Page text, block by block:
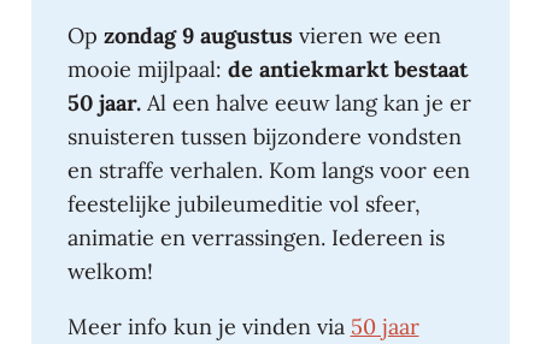
Op zondag 9 augustusvieren we een
mooie mijlpaal: de antiekmarkt bestaat
50 jaar. Al een halve eeuw lang kan je er
snuisteren tussen bijzondere vondsten
en straffe verhalen. Kom langs voor een
feestelijke jubileumeditie vol sfeer,
animatie en verrassingen. Iedereen is
welkom!
Meer info kun je vinden via 50 jaar